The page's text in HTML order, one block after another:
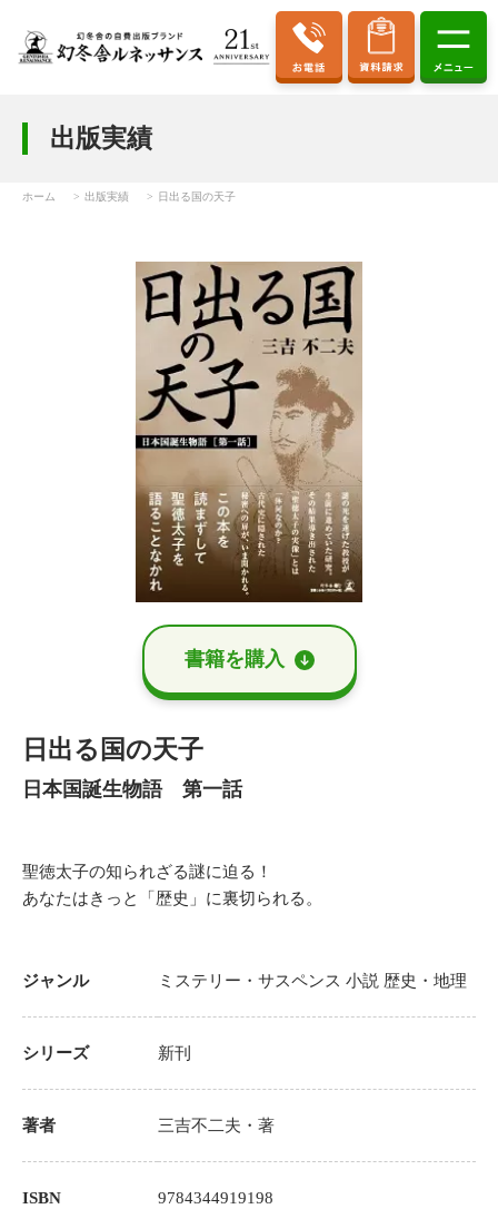
出版実績
ホーム 出版実績 日出る国の天子
書籍を購⼊
日出る国の天子
日本国誕生物語 第一話
聖徳太子の知られざる謎に迫る！
あなたはきっと「歴史」に裏切られる。
ジャンル ミステリー・サスペンス 小説 歴史・地理
シリーズ 新刊
著者 三吉不二夫 ・著
ISBN 9784344919198